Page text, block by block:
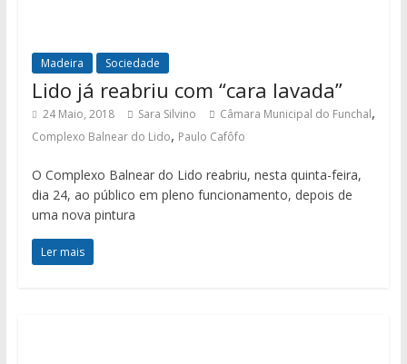
Madeira Sociedade
Lido já reabriu com “cara lavada”
24 Maio, 2018 Sara Silvino Câmara Municipal do Funchal,
Complexo Balnear do Lido, Paulo Cafôfo
O Complexo Balnear do Lido reabriu, nesta quinta-feira,
dia 24, ao público em pleno funcionamento, depois de
uma nova pintura
Ler mais